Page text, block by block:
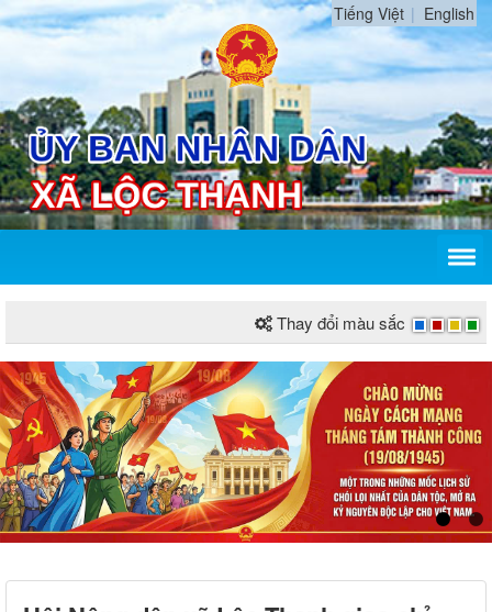
Tiếng Việt English
Thay đổi màu sắc